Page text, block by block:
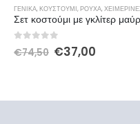
ΓΕΝΙΚΆ,ΚΟΥΣΤΟΎΜΙ,ΡΟΎΧΑ,ΧΕΙΜΕΡΙΝΕΣ
Σετ κοστούμι με γκλίτερ
out of 5
€74,50 €37,00